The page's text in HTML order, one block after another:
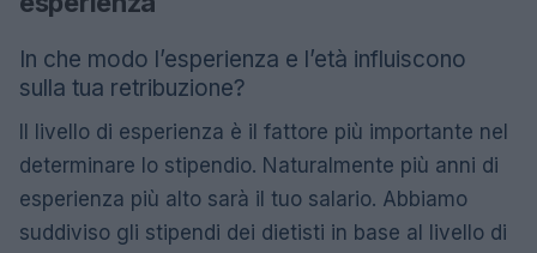
In che modo l’esperienza e l’età influiscono
sulla tua retribuzione?
Il livello di esperienza è il fattore più importante nel
determinare lo stipendio. Naturalmente più anni di
esperienza più alto sarà il tuo salario. Abbiamo
suddiviso gli stipendi dei dietisti in base al livello di